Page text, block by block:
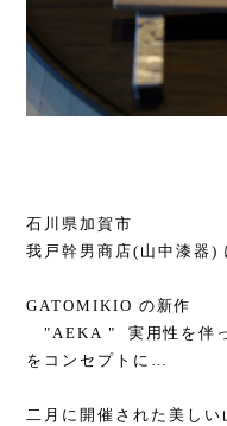
石川県加賀市
我戸幹男商店(山中漆器)
GATOMIKIO の新作
"AEKA " 実用性を伴
をコンセプトに…
二月に開催された美しい